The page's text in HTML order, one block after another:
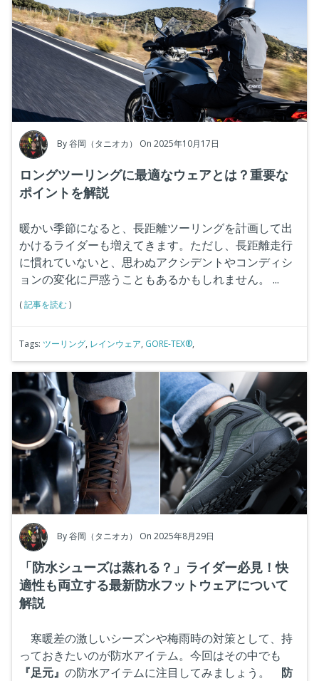
By谷岡（タニオカ） On 2025年10月17日
ロングツーリングに最適なウェアとは？重要な
ポイントを解説
暖かい季節になると、長距離ツーリングを計画して出
かけるライダーも増えてきます。ただし、長距離走行
に慣れていないと、思わぬアクシデントやコンディシ
ョンの変化に戸惑うこともあるかもしれません。
...
(記事を読む)
Tags: ツーリング, レインウェア, GORE-TEX®,
By谷岡（タニオカ） On 2025年8月29日
「防水シューズは蒸れる？」ライダー必見！快
適性も両立する最新防水フットウェアについて
解説
寒暖差の激しいシーズンや梅雨時の対策として、持
っておきたいのが防水アイテム。今回はその中でも
『足元』 の防水アイテムに注目してみましょう。 防